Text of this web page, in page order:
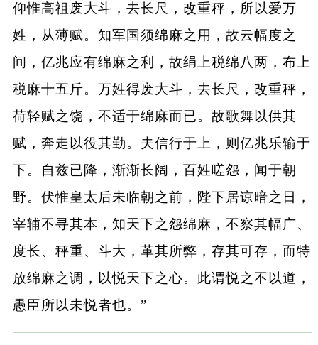
仰惟高祖废大斗，去长尺，改重秤，所以爱万
姓，从薄赋。知军国须绵麻之用，故云幅度之
间，亿兆应有绵麻之利，故绢上税绵八两，布上
税麻十五斤。万姓得废大斗，去长尺，改重秤，
荷轻赋之饶，不适于绵麻而已。故歌舞以供其
赋，奔走以役其勤。夫信行于上，则亿兆乐输于
下。自兹已降，渐渐长阔，百姓嗟怨，闻于朝
野。伏惟皇太后未临朝之前，陛下居谅暗之日，
宰辅不寻其本，知天下之怨绵麻，不察其幅广、
度长、秤重、斗大，革其所弊，存其可存，而特
放绵麻之调，以悦天下之心。此谓悦之不以道，
愚臣所以未悦者也。”